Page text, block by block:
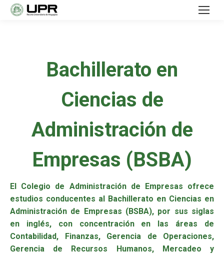
Bachillerato en
Ciencias de
Administración de
Empresas (BSBA)
El Colegio de Administración de Empresas ofrece
estudios conducentes al Bachillerato en Ciencias en
Administración de Empresas (BSBA), por sus siglas
en inglés, con concentración en las áreas de
Contabilidad, Finanzas, Gerencia de Operaciones,
Gerencia de Recursos Humanos, Mercadeo y